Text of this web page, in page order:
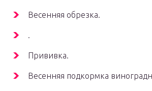
Весенняя обрезка.
.
Прививка.
Весенняя подкормка